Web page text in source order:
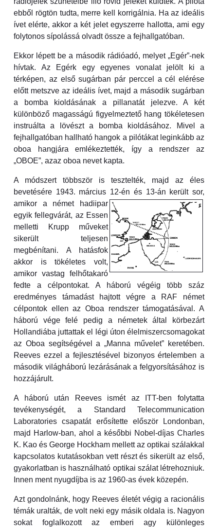
ebből rögtön tudta, merre kell korrigálnia. Ha az ideális
ívet elérte, akkor a két jelet egyszerre hallotta, ami egy
folytonos sípolássá olvadt össze a fejhallgatóban.
Ekkor lépett be a második rádióadó, melyet „Egér”-nek
hívtak. Az Egérk egy egyenes vonalat jelölt ki a
térképen, az első sugárban pár perccel a cél elérése
előtt metszve az ideális ívet, majd a második sugárban
a bomba kioldásának a pillanatát jelezve. A két
különböző magasságú figyelmeztető hang tökéletesen
instruálta a lövészt a bomba kioldásához. Mivel a
fejhallgatóban hallható hangok a pilótákat leginkább az
oboa hangjára emlékeztették, így a rendszer az
„OBOE”, azaz oboa nevet kapta.
A módszert többször is tesztelték, majd az éles
bevetésére 1943. március 12-én és 13-án került sor,
amikor a német hadiipar
egyik fellegvárát, az Essen
melletti Krupp műveket
sikerült teljesen
megbénítani. A hatásfok
akkor is tökéletes volt,
amikor vastag felhőtakaró
fedte a célpontokat. A háború végéig több száz
eredményes támadást hajtott végre a RAF német
célpontok ellen az Oboa rendszer támogatásával. A
háború vége felé pedig a németek által körbezárt
Hollandiába juttattak el légi úton élelmiszercsomagokat
az Oboa segítségével a „Manna művelet” keretében.
Reeves ezzel a fejlesztésével bizonyos értelemben a
második világháború lezárásának a felgyorsításához is
hozzájárult.
A háború után Reeves ismét az ITT-ben folytatta
tevékenységét, a Standard Telecommunication
Laboratories csapatát erősítette először Londonban,
majd Harlow-ban, ahol a későbbi Nobel-díjas Charles
K. Kao és George Hockham mellett az optikai szálakkal
kapcsolatos kutatásokban vett részt és sikerült az első,
gyakorlatban is használható optikai szálat létrehozniuk.
Innen ment nyugdíjba is az 1960-as évek közepén.
Azt gondolnánk, hogy Reeves életét végig a racionális
témák uralták, de volt neki egy másik oldala is. Nagyon
sokat foglalkozott az emberi agy különleges